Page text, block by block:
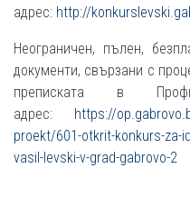
адрес: http://
Неограничен, пълен,
документи, свързани с
преписката в
адрес: https://
proekt/601-otkrit-konkurs-za-
vasil-levski-v-grad-gabrovo-2